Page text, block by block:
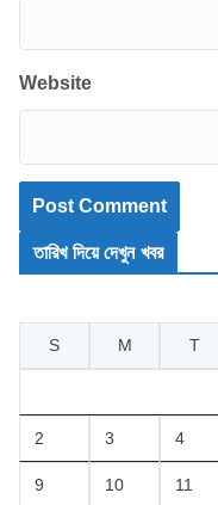
Website
তারিখ দিয়ে দেখুন খবর
S
M T
2 3 4
9 10 11